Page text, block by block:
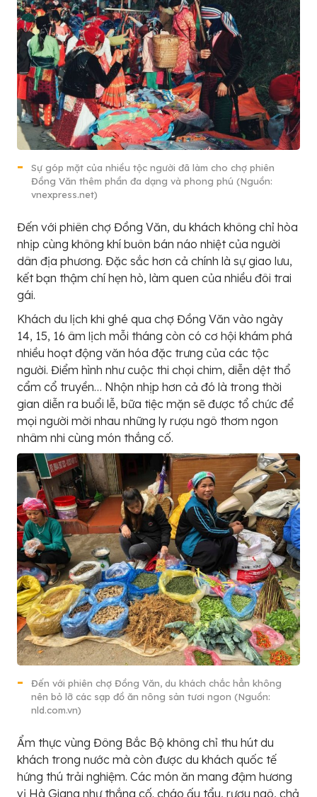
Sự góp mặt của nhiều tộc người đã làm cho chợ phiên
Đồng Văn thêm phần đa dạng và phong phú (Nguồn:
vnexpress.net)
Đến với phiên chợ Đồng Văn, du khách không chỉ hòa
nhịp cùng không khí buôn bán náo nhiệt của người
dân địa phương. Đặc sắc hơn cả chính là sự giao lưu,
kết bạn thậm chí hẹn hò, làm quen của nhiều đôi trai
gái.
Khách du lịch khi ghé qua chợ Đồng Văn vào ngày
14, 15, 16 âm lịch mỗi tháng còn có cơ hội khám phá
nhiều hoạt động văn hóa đặc trưng của các tộc
người. Điểm hình như cuộc thi chọi chim, diễn dệt thổ
cẩm cổ truyền… Nhộn nhịp hơn cả đó là trong thời
gian diễn ra buổi lễ, bữa tiệc mặn sẽ được tổ chức để
mọi người mời nhau những ly rượu ngô thơm ngon
nhâm nhi cùng món thắng cố.
Đến với phiên chợ Đồng Văn, du khách chắc hẳn không
nên bỏ lỡ các sạp đồ ăn nông sản tươi ngon (Nguồn:
nld.com.vn)
Ẩm thực vùng Đông Bắc Bộ không chỉ thu hút du
khách trong nước mà còn được du khách quốc tế
hứng thú trải nghiệm. Các món ăn mang đậm hương
vị Hà Giang như thắng cố. cháo ấu tẩu, rượu ngô, chả